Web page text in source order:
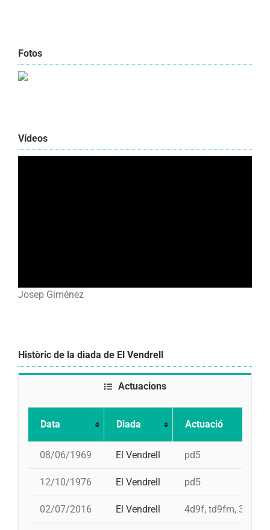
Fotos
Vídeos
Josep Giménez
Històric de la diada de El Vendrell
Actuacions
Data Diada Actuació
08/06/1969 El Vendrell pd5
12/10/1976 El Vendrell pd5
02/07/2016 El Vendrell 4d9f, td9fm, 3d9f,